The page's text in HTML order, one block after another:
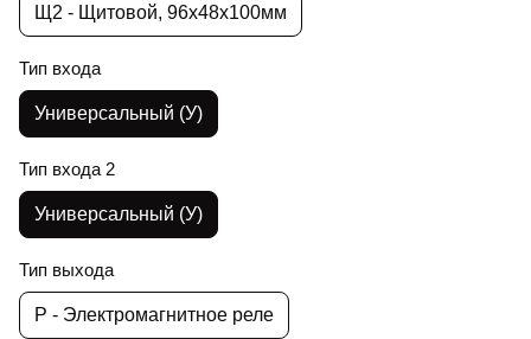
Щ2 - Щитовой, 96х48х100мм
Тип входа
Универсальный (У)
Тип входа 2
Универсальный (У)
Тип выхода
Р - Электромагнитное реле